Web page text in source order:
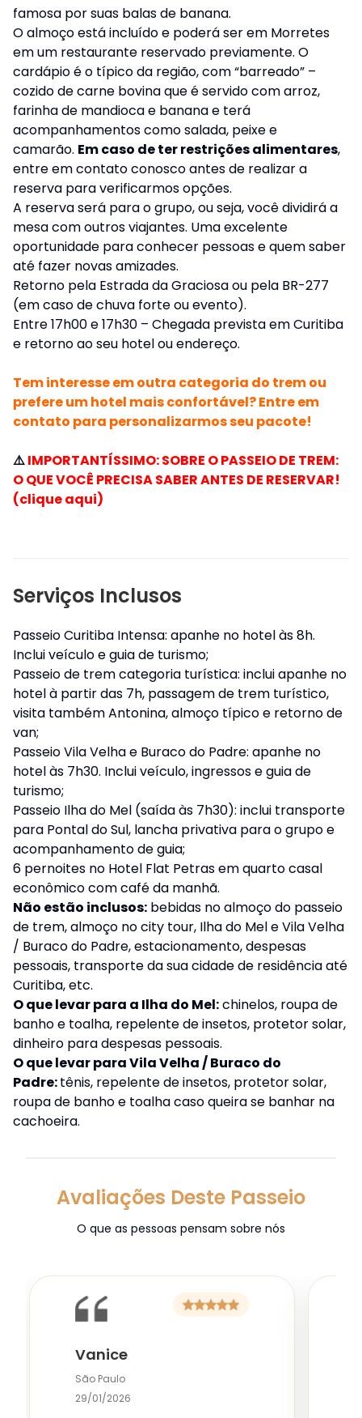
famosa por suas balas de banana.
O almoço está incluído e poderá ser em Morretes
em um restaurante reservado previamente. O
cardápio é o típico da região, com “barreado” –
cozido de carne bovina que é servido com arroz,
farinha de mandioca e banana e terá
acompanhamentos como salada, peixe e
camarão. Em caso de ter restrições alimentares,
entre em contato conosco antes de realizar a
reserva para verificarmos opções.
A reserva será para o grupo, ou seja, você dividirá a
mesa com outros viajantes. Uma excelente
oportunidade para conhecer pessoas e quem saber
até fazer novas amizades.
Retorno pela Estrada da Graciosa ou pela BR-277
(em caso de chuva forte ou evento).
Entre 17h00 e 17h30 – Chegada prevista em Curitiba
e retorno ao seu hotel ou endereço.
Tem interesse em outra categoria do trem ou
prefere um hotel mais confortável? Entre em
contato para personalizarmos seu pacote!
⚠️IMPORTANTÍSSIMO: SOBRE O PASSEIO DE TREM:
O QUE VOCÊ PRECISA SABER ANTES DE RESERVAR!
(clique aqui)
Serviços Inclusos
Passeio Curitiba Intensa: apanhe no hotel às 8h.
Inclui veículo e guia de turismo;
Passeio de trem categoria turística: inclui apanhe no
hotel à partir das 7h, passagem de trem turístico,
visita também Antonina, almoço típico e retorno de
van;
Passeio Vila Velha e Buraco do Padre: apanhe no
hotel às 7h30. Inclui veículo, ingressos e guia de
turismo;
Passeio Ilha do Mel (saída às 7h30): inclui transporte
para Pontal do Sul, lancha privativa para o grupo e
acompanhamento de guia;
6 pernoites no Hotel Flat Petras em quarto casal
econômico com café da manhã.
Não estão inclusos: bebidas no almoço do passeio
de trem, almoço no city tour, Ilha do Mel e Vila Velha
/ Buraco do Padre, estacionamento, despesas
pessoais, transporte da sua cidade de residência até
Curitiba, etc.
O que levar para a Ilha do Mel:chinelos, roupa de
banho e toalha, repelente de insetos, protetor solar,
dinheiro para despesas pessoais.
O que levar para Vila Velha / Buraco do
Padre:tênis, repelente de insetos, protetor solar,
roupa de banho e toalha caso queira se banhar na
cachoeira.
Avaliações Deste Passeio
O que as pessoas pensam sobre nós
Vanice
São Paulo
29/01/2026